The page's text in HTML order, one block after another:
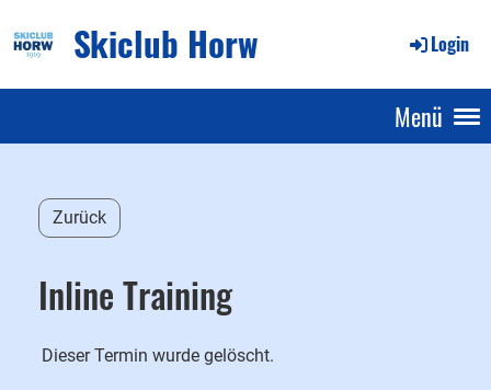
Skiclub Horw Login
Menü
Zurück
Inline Training
Dieser Termin wurde gelöscht.